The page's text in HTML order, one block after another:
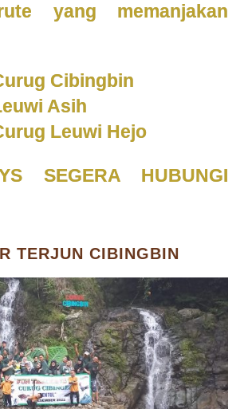
yang memanjakan
Cibingbin
Asih
Leuwi Hejo
SEGERA HUBUNGI
TERJUN CIBINGBIN